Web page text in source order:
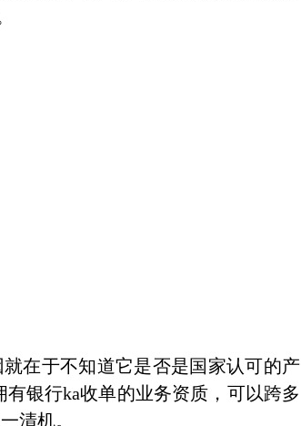
在于不知道它是否是国家认可的产
银行ka收单的业务资质，可以跨多
清机。